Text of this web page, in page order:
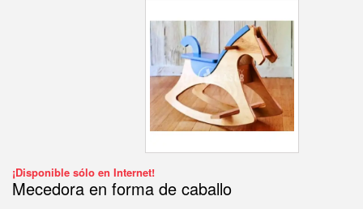
¡Disponible sólo en Internet!
Mecedora en forma de caballo